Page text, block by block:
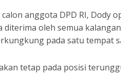
anggota DPD RI, Dody
diterima oleh semua
pada satu tempat
tetap pada posisi